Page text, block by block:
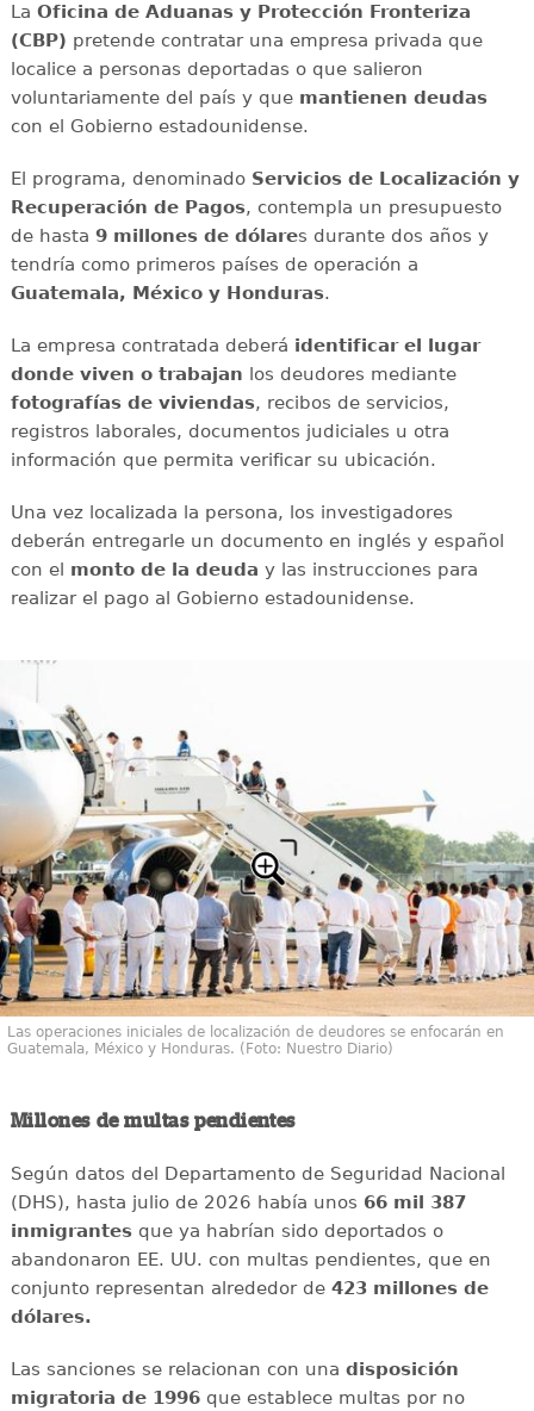
La Oficina de Aduanas y Protección Fronteriza
(CBP) pretende contratar una empresa privada que
localice a personas deportadas o que salieron
voluntariamente del país y que mantienen deudas
con el Gobierno estadounidense.
El programa, denominado Servicios de Localización y
Recuperación de Pagos, contempla un presupuesto
de hasta 9 millones de dólares durante dos años y
tendría como primeros países de operación a
Guatemala, México y Honduras.
La empresa contratada deberá identificar el lugar
donde viven o trabajan los deudores mediante
fotografías de viviendas, recibos de servicios,
registros laborales, documentos judiciales u otra
información que permita verificar su ubicación.
Una vez localizada la persona, los investigadores
deberán entregarle un documento en inglés y español
con el monto de la deuda y las instrucciones para
realizar el pago al Gobierno estadounidense.
Las operaciones iniciales de localización de deudores se enfocarán en
Guatemala, México y Honduras. (Foto: Nuestro Diario)
Millones de multas pendientes
Según datos del Departamento de Seguridad Nacional
(DHS), hasta julio de 2026 había unos 66 mil 387
inmigrantesque ya habrían sido deportados o
abandonaron EE. UU. con multas pendientes, que en
conjunto representan alrededor de 423 millones de
dólares.
Las sanciones se relacionan con una disposición
migratoria de 1996que establece multas por no